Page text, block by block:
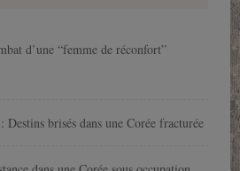
d’une “femme de réconfort”
Destins brisés dans une Corée fracturée